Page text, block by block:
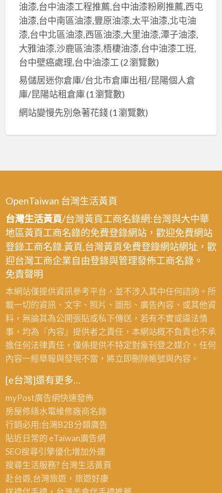
油漆,台中油漆工程推薦,台中油漆粉刷推薦,西屯
油漆,台中南區油漆,豐原油漆,太平油漆,北屯油
漆,台中北區油漆,西區油漆,大里油漆,潭子油漆,
大雅油漆,沙鹿區油漆,梧棲油漆,台中油漆工班,
台中壁癌處理,台中油漆工 (2 瀏覽數)
易儲居迷你倉庫/台北市倉庫出租/昆陽個人倉
庫/昆陽站租倉庫(1 瀏覽數)
網站變慢先別急著花錢(1 瀏覽數)
OpenTaiwan 台灣生活黃頁
台灣生活黃頁/台灣黃頁工商名錄網:台灣與大中華
地區黃頁工商名錄的免費登錄網站，歡迎免費網站
登錄工商名錄.黃頁,台灣黃頁免費登錄網站網址，歡
迎台灣工商企業自由登錄與管理發佈工商名錄。
免責聲明
本網站僅提供資訊參考平台，並不涉入其中任何諮詢。所
載一切的資訊、文字、照片、圖形、廣告內容、或其他資
料，無論其為公開張貼或私下傳送，若有不實或違法情
事，均為『內容』提供者之責任，本網站概不負責也不承
擔任何法律責任，僅係提供不特定對象刊登之媒介。任何
內容一經舉報與發現不當，將立即刪除帳號與內容。
[e台灣]還有更多…
myPost廣告網快速發佈
房屋修繕水電維修廠商名錄
行銷必用:台灣B2B分類廣告
貼近日常的 eTaiwan廣告網
SEO搜尋引擎優化增加外連
搜尋生活服務? 台灣生活黃頁
赴台遊,台灣旅遊，旅遊好康